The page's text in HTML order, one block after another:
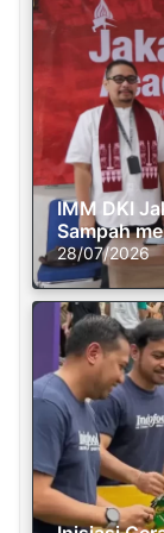
IMM DKI
Sampah
28/07/2026